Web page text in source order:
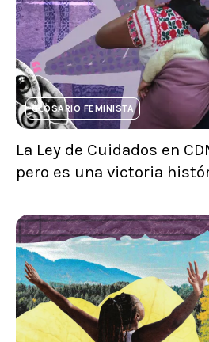
GLOSARIO FEMINISTA
La Ley de Cuidados en
pero es una victoria